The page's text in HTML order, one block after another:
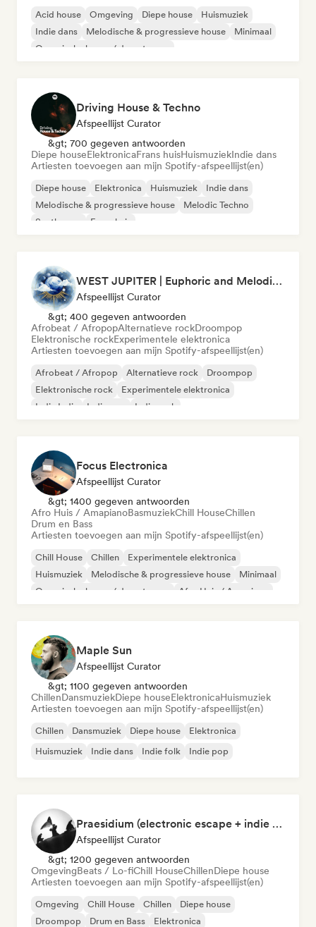
Acid house Omgeving Diepe house
Huismuziek
Indie dans
Melodische & progressieve house
Minimaal
Organische house / downtempo
Driving House & Techno
Afspeellijst Curator
&gt; 700 gegeven antwoorden
Diepe houseElektronicaFrans huisHuismuziekIndie dans
Artiesten toevoegen aan mijn Spotify-afspeellijst(en)
Diepe house Elektronica Huismuziek
Indie dans
Melodische & progressieve house
Melodic Techno
Synthwave
Frans huis
WEST JUPITER | Euphoric and Melodic Techno | The Best Indie | Organic House
Afspeellijst Curator
&gt; 400 gegeven antwoorden
Afrobeat / AfropopAlternatieve rockDroompop
Elektronische rockExperimentele elektronica
Artiesten toevoegen aan mijn Spotify-afspeellijst(en)
Afrobeat / Afropop Alternatieve rock
Droompop
Elektronische rock
Experimentele elektronica
Indie India
Indie pop Indie rock
Focus Electronica
Afspeellijst Curator
&gt; 1400 gegeven antwoorden
Afro Huis / AmapianoBasmuziekChill HouseChillen
Drum en Bass
Artiesten toevoegen aan mijn Spotify-afspeellijst(en)
Chill House Chillen
Experimentele elektronica
Huismuziek
Melodische & progressieve house
Minimaal
Organische house / downtempo
Afro Huis / Amapiano
Maple Sun
Afspeellijst Curator
&gt; 1100 gegeven antwoorden
ChillenDansmuziekDiepe houseElektronicaHuismuziek
Artiesten toevoegen aan mijn Spotify-afspeellijst(en)
Chillen Dansmuziek Diepe house
Elektronica
Huismuziek
Indie dans Indie folk Indie pop
Praesidium (electronic escape + indie electronic + sad songs for doomers)
Afspeellijst Curator
&gt; 1200 gegeven antwoorden
OmgevingBeats / Lo-fiChill HouseChillenDiepe house
Artiesten toevoegen aan mijn Spotify-afspeellijst(en)
Omgeving Chill House Chillen
Diepe house
Droompop
Drum en Bass Elektronica